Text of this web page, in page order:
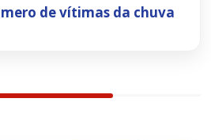
de vítimas da chuva